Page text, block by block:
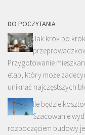
DO POCZYTANIA
Jak krok po
Przygotowanie
etap, który może
uniknąć najczęstszych
Ile będzie
Szacowanie
rozpoczęciem budowy